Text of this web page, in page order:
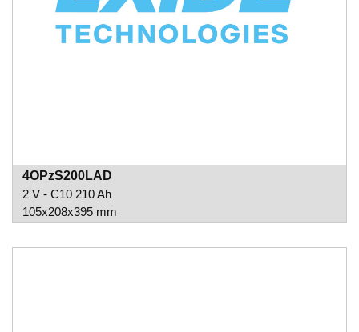
4OPzS200LAD
2 V - C10 210 Ah
105x208x395 mm